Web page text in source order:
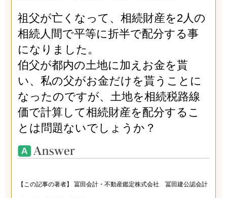
祖父が亡くなって、相続財産を2人の
相続人間で平等に折半で配分する事
になりました。
伯父が都内の土地に加えお金を貰
い、私の父がお金だけを貰うことに
なったのですが、土地を相続税路線
価で計算して相続財産を配分するこ
とは問題ないでしょうか？
【この記事の著者】 冨田会計・不動産鑑定株式会社 冨田建公認会計